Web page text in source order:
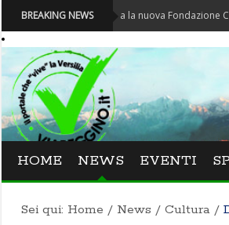
BREAKING NEWS
- Nominata la nuova Fondazione Carnevale di
HOME NEWS EVENTI
Sei qui: Home / News / Cultura /